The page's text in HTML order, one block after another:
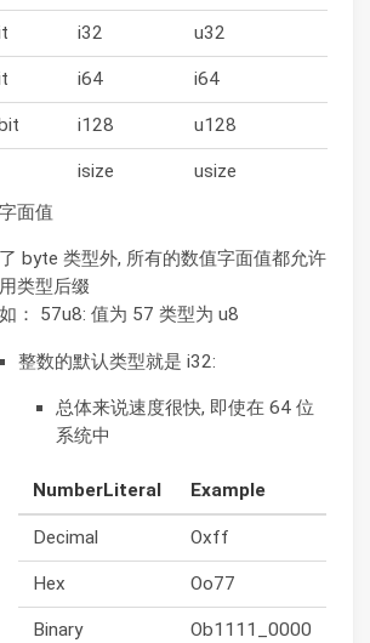
i32 u32
i64 i64
i128 u128
isize
usize
面值
byte 类型外, 所有的数值字面值都允许
类型后缀
： 57u8: 值为 57 类型为 u8
整数的默认类型就是 i32:
总体来说速度很快, 即使在 64 位
系统中
NumberLiteral Example
Decimal Oxff
Hex Oo77
Binary Ob1111_0000